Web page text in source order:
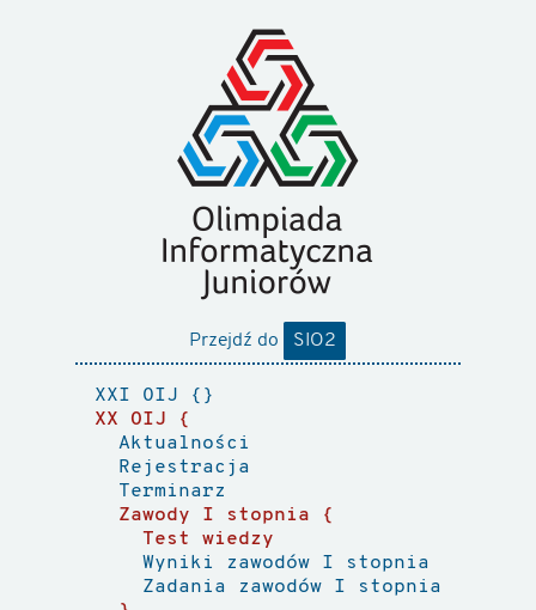
Przejdź do SIO2
XXI OIJ
XX OIJ
Aktualności
Rejestracja
Terminarz
Zawody I stopnia
Test wiedzy
Wyniki zawodów I stopnia
Zadania zawodów I stopnia